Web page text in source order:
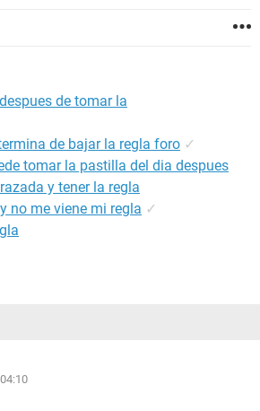
de tomar la
de bajar la regla foro ✓
tomar la pastilla del dia despues
y tener la regla
no me viene mi regla ✓